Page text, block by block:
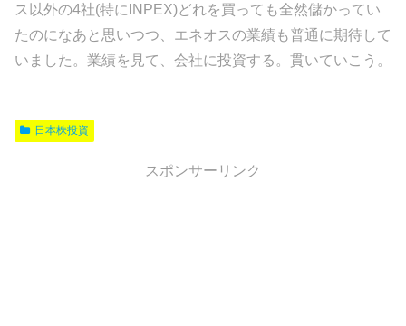
ス以外の4社(特にINPEX)どれを買っても全然儲かってい
たのになあと思いつつ、エネオスの業績も普通に期待して
いました。業績を見て、会社に投資する。貫いていこう。
日本株投資
スポンサーリンク